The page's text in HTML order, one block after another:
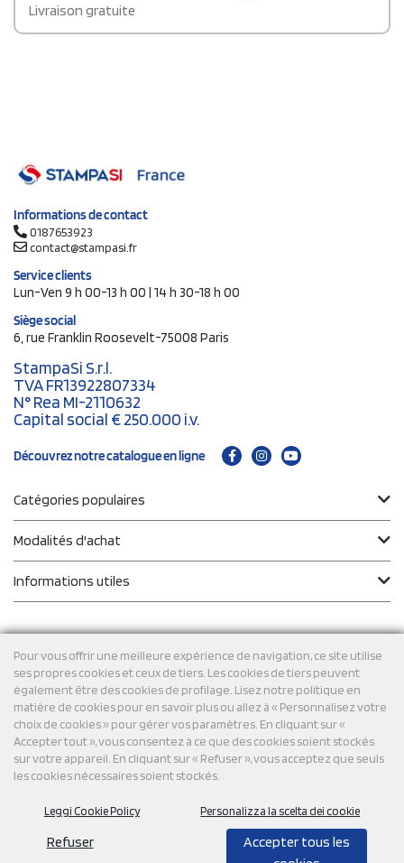
Pour vous offrir une meilleure expérience de navigation, ce site utilise
ses propres cookies et ceux de tiers. Les cookies de tiers peuvent
également être des cookies de profilage. Lisez notre politique en
matière de cookies pour en savoir plus ou allez à « Personnalisez votre
choix de cookies » pour gérer vos paramètres. En cliquant sur «
Accepter tout », vous consentez à ce que des cookies soient stockés
sur votre appareil. En cliquant sur « Refuser », vous acceptez que seuls
les cookies nécessaires soient stockés.
Leggi Cookie Policy Personalizza la scelta dei cookie
Refuser
Accepter tous les
Livraison gratuite
Informations de contact
0187653923
contact@stampasi.fr
Service clients
Lun-Ven 9 h 00-13 h 00 | 14 h 30-18 h 00
Siège social
6, rue Franklin Roosevelt-75008 Paris
StampaSi S.r.l.
TVA FR13922807334
N° Rea MI-2110632
Capital social € 250.000 i.v.
Découvrez notre catalogue en ligne
Catégories populaires
Modalités d'achat
Informations utiles
Modalité de
paiement
Expéditions